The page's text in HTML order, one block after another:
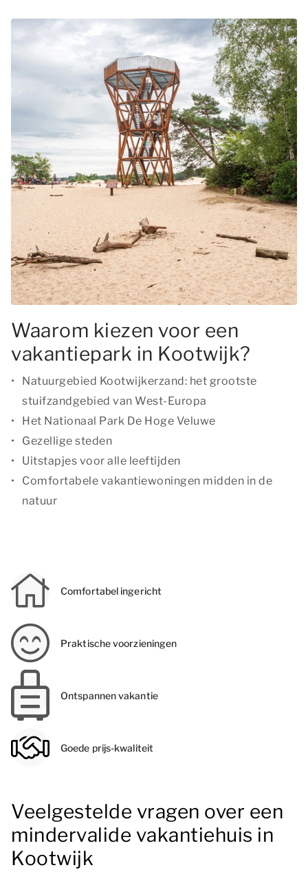
Waarom kiezen voor een
vakantiepark in Kootwijk?
Natuurgebied Kootwijkerzand: het grootste
stuifzandgebied van West-Europa
Het Nationaal Park De Hoge Veluwe
Gezellige steden
Uitstapjes voor alle leeftijden
Comfortabele vakantiewoningen midden in de
natuur
Comfortabel ingericht
Praktische voorzieningen
Ontspannen vakantie
Goede prijs-kwaliteit
Veelgestelde vragen over een
mindervalide vakantiehuis in
Kootwijk